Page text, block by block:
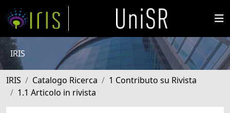
IRIS
IRIS Catalogo Ricerca
1 Contributo su Rivista
1.1 Articolo in rivista